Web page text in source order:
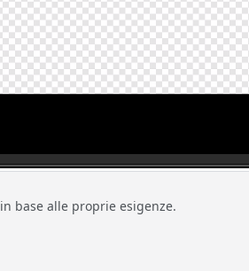
base alle proprie esigenze.